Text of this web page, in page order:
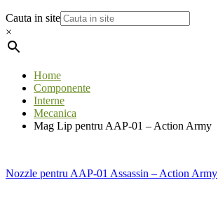
Cauta in site
×
Home
Componente
Interne
Mecanica
Mag Lip pentru AAP-01 – Action Army
Nozzle pentru AAP-01 Assassin – Action Army